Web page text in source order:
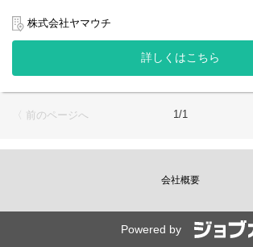
フィットネスクラブ「JOYFIT」「FIT365」に
インストラクターとしてお客様への運動指導・
◎仕事の魅力
当社が運営する店舗はいずれも店舗社員の裁量
トレーニング指導や店舗マネジメントで培った
瀬戸内スイミングスクール（香川）にて、
株式会社ヤマウチ
詳しくはこちら
〈 前のページへ 1/1
会社概要
Powered by